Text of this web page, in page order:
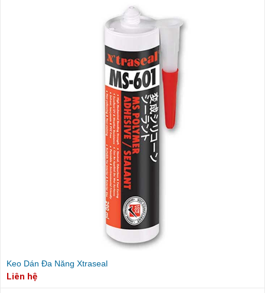
Keo Dán Đa Năng Xtraseal
Liên hệ